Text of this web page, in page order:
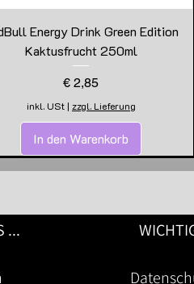
Energy Drink Green Edition
Kaktusfrucht 250ml
Preis
€ 2,85
inkl. USt| zzgl. Lieferung
In den Warenkorb
...